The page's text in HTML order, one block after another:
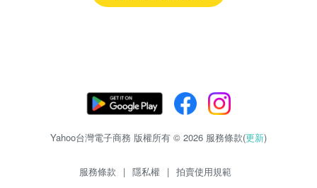
Yahoo台灣電子商務 版權所有 © 2026 服務條款(更新)
服務條款 | 隱私權 | 拍賣使用規範